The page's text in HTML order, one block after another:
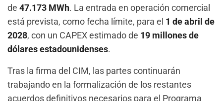
de 47.173 MWh. La entrada en operación comercial
está prevista, como fecha límite, para el 1 de abril de
2028, con un CAPEX estimado de 19 millones de
dólares estadounidenses.
Tras la firma del CIM, las partes continuarán
trabajando en la formalización de los restantes
acuerdos definitivos necesarios para el Programa